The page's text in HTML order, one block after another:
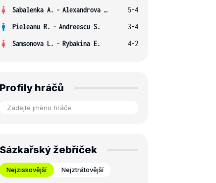
Sabalenka A. - Alexandrova E.
5-4
Pieleanu R. - Andreescu S.
3-4
Samsonova L. - Rybakina E. 4-2
Profily hráčů
Sázkařský žebříček
Nejziskovější Nejztrátovější